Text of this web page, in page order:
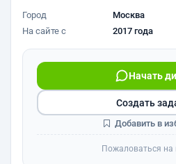
Город
Москва
На сайте с
2017 года
Начать
Создать
Добавить в
Пожаловаться на